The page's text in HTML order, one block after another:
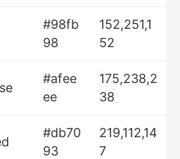
#98fb
98
152,251,1
52
#afee
ee
175,238,2
38
#db70
93
219,112,14
7